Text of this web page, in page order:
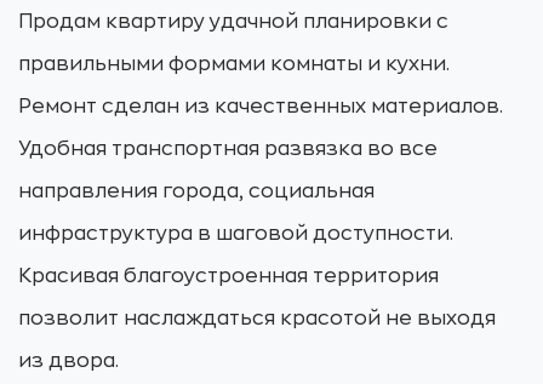
Продам квартиру удачной планировки с
правильными формами комнаты и кухни.
Ремонт сделан из качественных материалов.
Удобная транспортная развязка во все
направления города, социальная
инфраструктура в шаговой доступности.
Красивая благоустроенная территория
позволит наслаждаться красотой не выходя
из двора.